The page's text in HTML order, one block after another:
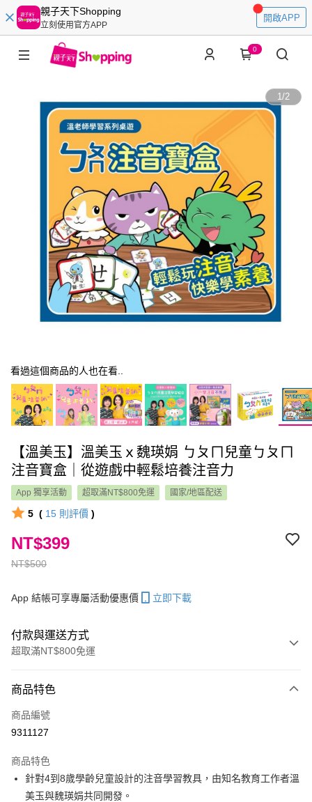
親子天下Shopping
立刻使用官方APP
開啟APP
0
1/2
看過這個商品的人也在看..
【溫美玉】溫美玉ｘ魏瑛娟 ㄅㄆㄇ兒童ㄅㄆㄇ
注音寶盒｜從遊戲中輕鬆培養注音力
App 獨享活動 超取滿NT$800免運 國家/地區配送
5 ( 15 則評價 )
NT$500
NT$399
App 結帳可享專屬活動優惠價 立即下載
付款與運送方式
超取滿NT$800免運
信用卡一次付款
LINE Pay
大哥付你分期
相關說明
商品特色
商品編號
9311127
商品特色
針對4到8歲學齡兒童設計的注音學習教具，由知名教育工作者溫
美玉與魏瑛娟共同開發。